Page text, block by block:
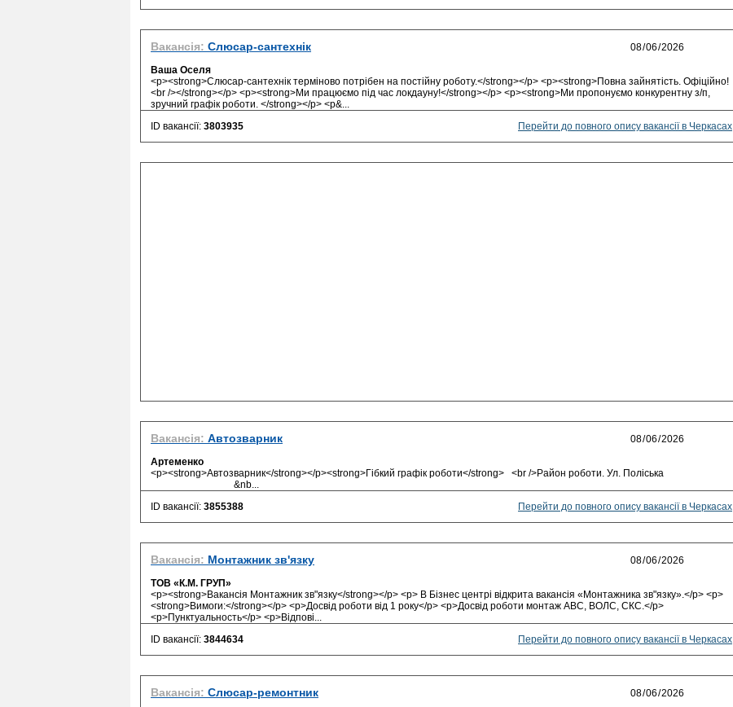
Вакансія: Слюсар-сантехнік
Ваша Оселя
<p><strong>Слюсар-сантехнік терміново потрібен на постійну роботу.</strong></p> <p><strong>Повна зайнятість. Офіційно!
<br /></strong></p> <p><strong>Ми працюємо під час локдауну!</strong></p> <p><strong>Ми пропонуємо конкурентну з/п,
зручний графік роботи. </strong></p> <p&...
ID вакансії: 3803935 Перейти до повного опису вакансії в Черкасах
Вакансія: Автозварник
Артеменко
<p><strong>Автозварник</strong></p><strong>Гібкий графік роботи</strong> <br />Район роботи. Ул. Поліська
&nb...
ID вакансії: 3855388 Перейти до повного опису вакансії в Черкасах
Вакансія: Монтажник зв'язку
ТОВ «К.М. ГРУП»
<p><strong>Вакансія Монтажник зв"язку</strong></p> <p> В Бізнес центрі відкрита вакансія «Монтажника зв"язку».</p> <p>
<strong>Вимоги:</strong></p> <p>Досвід роботи від 1 року</p> <p>Досвід роботи монтаж АВС, ВОЛС, СКС.</p>
<p>Пунктуальность</p> <p>Відпові...
ID вакансії: 3844634 Перейти до повного опису вакансії в Черкасах
Вакансія: Слюсар-ремонтник